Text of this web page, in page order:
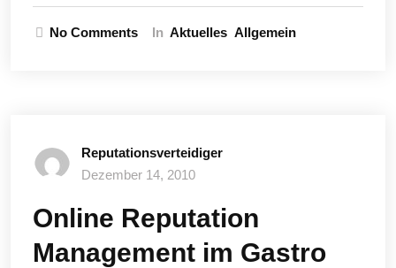
No Comments In Aktuelles Allgemein
Reputationsverteidiger
Dezember 14, 2010
Online Reputation
Management im Gastro